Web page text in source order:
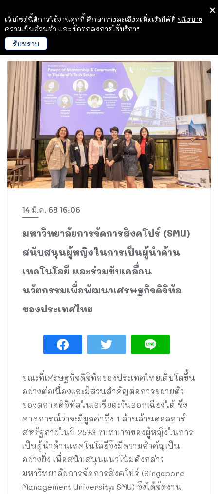
14 มี.ค. 68 16:06
มหาวิทยาลัยการจัดการสิงคโปร์ (SMU)
สนับสนุนผู้หญิงในการเป็นผู้นำด้าน
เทคโนโลยี และร่วมขับเคลื่อน
นวัตกรรมเพื่อพัฒนาเศรษฐกิจดิจิทัล
ของประเทศไทย
ขณะที่เศรษฐกิจดิจิทัลของประเทศไทยเติบโตขึ้น
อย่างต่อเนื่องและมีส่วนสำคัญต่อการขยายตัว
ของตลาดดิจิทัลในเอเชียตะวันออกเฉียงใต้ ซึ่ง
คาดการณ์ว่าจะมีมูลค่าถึง 1 ล้านล้านดอลลาร์
สหรัฐภายในปี 2573 ?บทบาทของผู้หญิงในการ
เป็นผู้นำด้านเทคโนโลยีจึงมีความสำคัญเป็น
อย่างยิ่ง เพื่อสนับสนุนแนวโน้มดังกล่าว
มหาวิทยาลัยการจัดการสิงคโปร์ (Singapore
Management University: SMU) จึงได้จัดงาน
เว็บไซต์นี้มีการใช้งานคุกกี้ ศึกษารายละเอียดเพิ่มเติมได้ที่ นโยบาย
ความเป็นส่วนตัว และ ข้อตกลงการใช้บริการ
รับทราบ